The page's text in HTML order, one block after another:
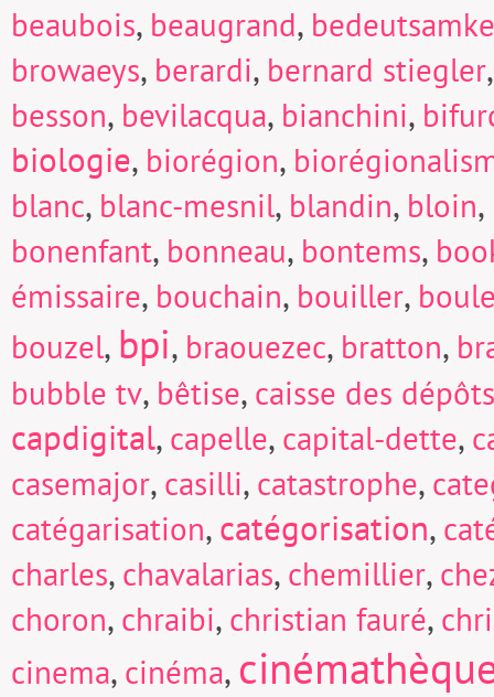
beaubois, beaugrand,
browaeys, berardi, bernard stiegler
besson, bevilacqua, bianchini,
biologie, biorégion,
blanc, blanc-mesnil, blandin, bloin,
bonenfant, bonneau, bontems,
émissaire, bouchain, bouiller,
bouzel, bpi, braouezec, bratton,
bubble tv, bêtise, caisse des
capdigital, capelle, capital-dette,
casemajor, casilli, catastrophe,
catégarisation,catégorisation,
charles, chavalarias, chemillier,
choron, chraibi, christian fauré,
cinema, cinéma,